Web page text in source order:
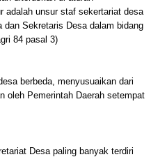
adalah unsur staf sekertariat desa
Sekretaris Desa dalam bidang
84 pasal 3)
berbeda, menyusuaikan dari
oleh Pemerintah Daerah setempat
Desa paling banyak terdiri